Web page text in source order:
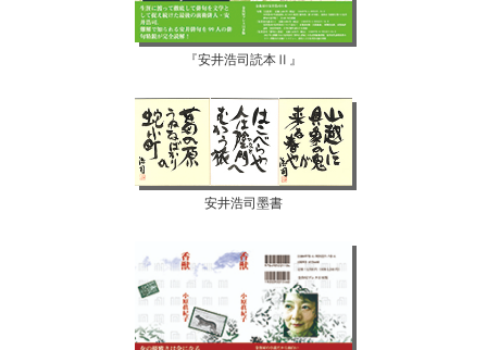
『安井浩司読本Ⅱ』
安井浩司墨書